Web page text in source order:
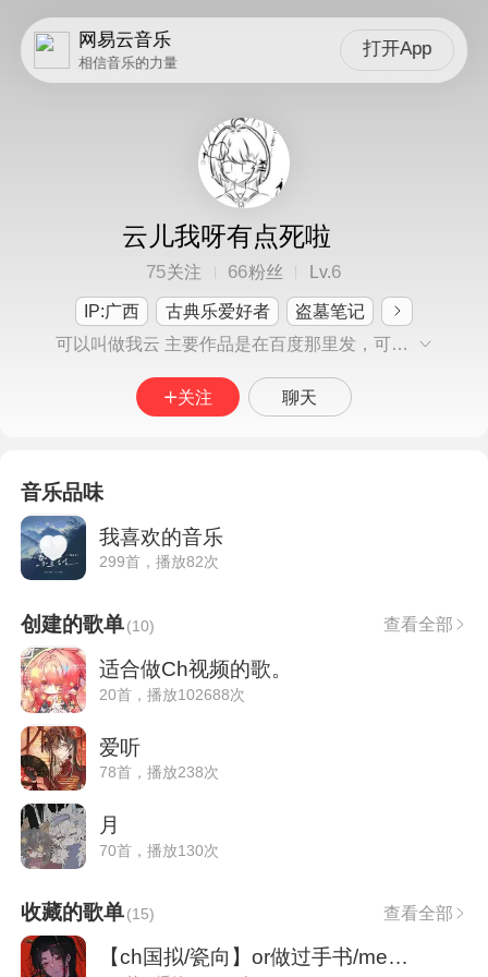
网易云音乐
相信音乐的力量
打开App
云儿我呀有点死啦
75关注 66粉丝 Lv.6
IP:广西 古典乐爱好者
盗墓笔记
可以叫做我云 主要作品是在百度那里发，可以去百度那里搜我(百度名:云儿我呀有点死啦) 大多数信息在百度那个主页里标有。 我这个人是挺好相处的，很少骂人，除非你触到我的雷点或者骂我。 雷点:(在百度那里显示不了，所以在这里这显示了)盗图、描图、盗oc、上来就骂人或无缘无故骂我(如果我有错的话，我会道歉，但是我没错的话，我不会道歉) 是一只桂和粤的混血兔 喜欢:画画、音乐、海边、奶茶不喜欢:芒果 圈子:Ch、凹凸、蛋仔、Ab柴(有些不记得)
关注 聊天
音乐品味
我喜欢的音乐
299首，播放82次
创建的歌单(10) 查看全部
适合做Ch视频的歌。
20首，播放102688次
爱听
78首，播放238次
月
70首，播放130次
收藏的歌单(15) 查看全部
【ch国拟/瓷向】or做过手书/meme的曲